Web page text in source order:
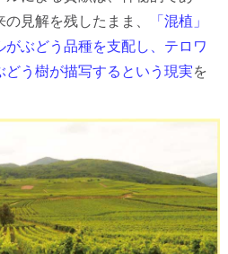
見解を残したまま、
「混植」
ぶどう品種を支配し、テロワ
う樹が描写するという現実を